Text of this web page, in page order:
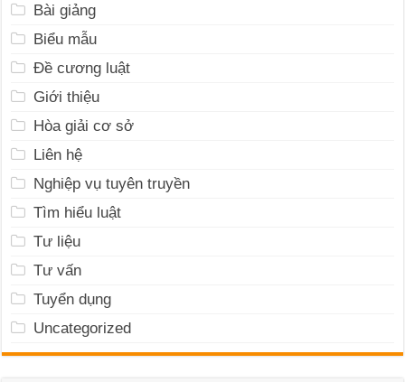
Bài giảng
Biểu mẫu
Đề cương luật
Giới thiệu
Hòa giải cơ sở
Liên hệ
Nghiệp vụ tuyên truyền
Tìm hiểu luật
Tư liệu
Tư vấn
Tuyển dụng
Uncategorized